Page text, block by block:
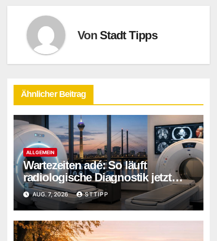
VonStadt Tipps
Ähnlicher Beitrag
ALLGEMEIN
Wartezeiten adé: So läuft
radiologische Diagnostik jetzt
ohne Verzögerung ab
AUG. 7, 2026 STTIPP